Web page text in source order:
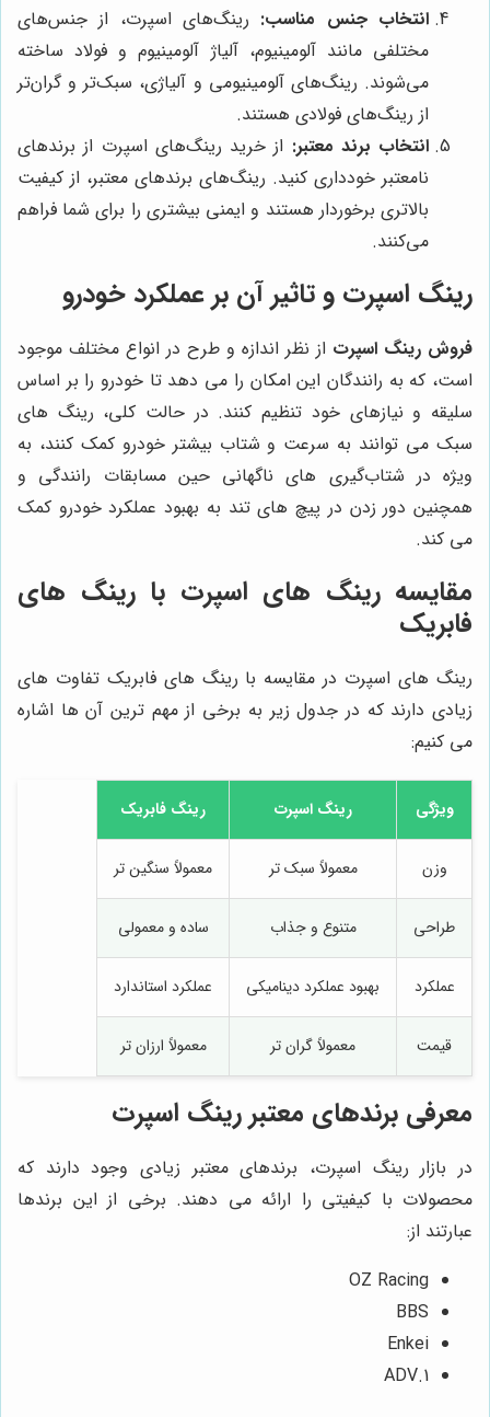
انتخاب جنس مناسب: رینگ‌های اسپرت، از جنس‌های
مختلفی مانند آلومینیوم، آلیاژ آلومینیوم و فولاد ساخته
می‌شوند. رینگ‌های آلومینیومی و آلیاژی، سبک‌تر و گران‌تر
از رینگ‌های فولادی هستند.
انتخاب برند معتبر: از خرید رینگ‌های اسپرت از برندهای
نامعتبر خودداری کنید. رینگ‌های برندهای معتبر، از کیفیت
بالاتری برخوردار هستند و ایمنی بیشتری را برای شما فراهم
می‌کنند.
رینگ اسپرت و تاثیر آن بر عملکرد خودرو
فروش رینگ اسپرت از نظر اندازه و طرح در انواع مختلف موجود
است، که به رانندگان این امکان را می دهد تا خودرو را بر اساس
سلیقه و نیازهای خود تنظیم کنند. در حالت کلی، رینگ های
سبک می توانند به سرعت و شتاب بیشتر خودرو کمک کنند، به
ویژه در شتاب‌گیری های ناگهانی حین مسابقات رانندگی و
همچنین دور زدن در پیچ های تند به بهبود عملکرد خودرو کمک
می کند.
مقایسه رینگ های اسپرت با رینگ های
فابریک
رینگ های اسپرت در مقایسه با رینگ های فابریک تفاوت های
زیادی دارند که در جدول زیر به برخی از مهم ترین آن ها اشاره
می کنیم:
ویژگی رینگ اسپرت رینگ فابریک
وزن معمولاً سبک تر معمولاً سنگین تر
طراحی متنوع و جذاب ساده و معمولی
عملکرد بهبود عملکرد دینامیکی عملکرد استاندارد
قیمت معمولاً گران تر معمولاً ارزان تر
معرفی برندهای معتبر رینگ اسپرت
در بازار رینگ اسپرت، برندهای معتبر زیادی وجود دارند که
محصولات با کیفیتی را ارائه می دهند. برخی از این برندها
عبارتند از:
OZ Racing
BBS
Enkei
ADV.1